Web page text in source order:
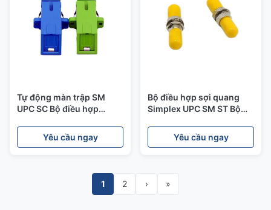
Tự động màn trập SM
UPC SC Bộ điều hợp
to St có độ chính xác cao
Yêu cầu ngay
Bộ điều hợp sợi quang
Simplex UPC SM ST Bộ
lặp lại cao
Yêu cầu ngay
1 2 › »